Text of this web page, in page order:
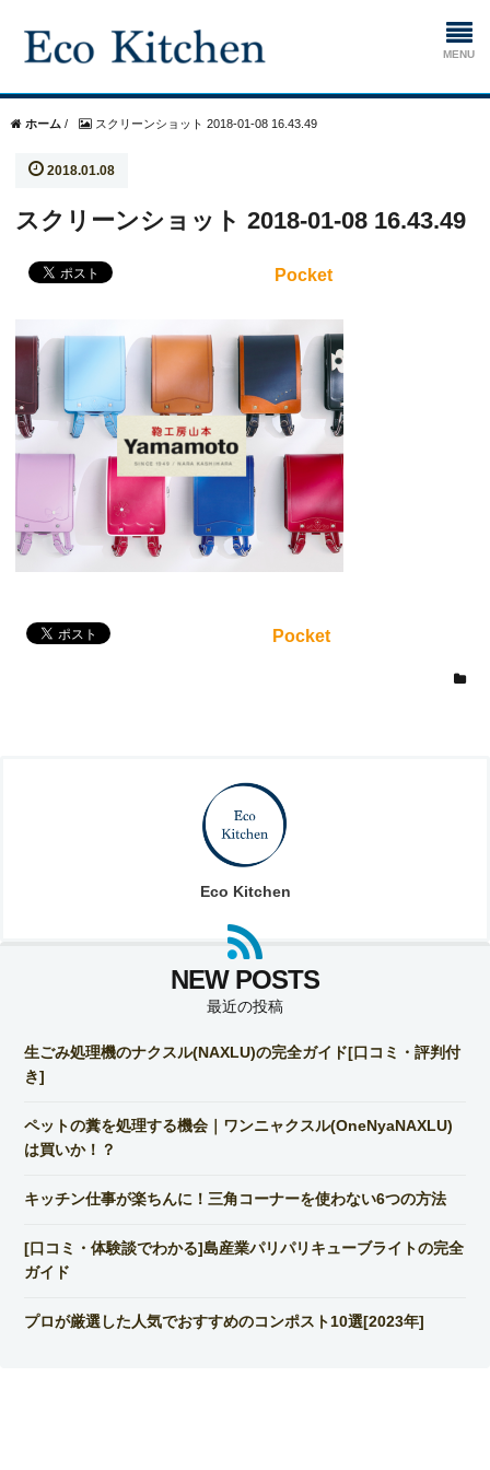
ホーム
生ゴミ処理機
ホーム / スクリーンショット 2018-01-08 16.43.49
2018.01.08
スクリーンショット 2018-01-08 16.43.49
Pocket
Pocket
Eco Kitchen
最近の投稿
生ごみ処理機のナクスル(NAXLU)の完全ガイド[口コミ・評判付
き]
ペットの糞を処理する機会｜ワンニャクスル(OneNyaNAXLU)
は買いか！？
キッチン仕事が楽ちんに！三角コーナーを使わない6つの方法
[口コミ・体験談でわかる]島産業パリパリキューブライトの完全
ガイド
プロが厳選した人気でおすすめのコンポスト10選[2023年]